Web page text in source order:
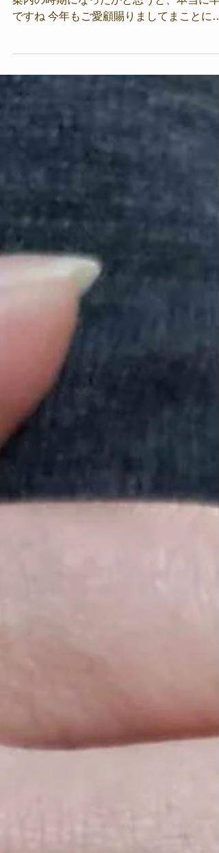
年末年始のお知らせ☆
ですね 今年もご愛顧賜りましてまことにあ
りがとうございました Cao’sジュエルサロ
12月28㈯～1/5㈰まで冬季休暇となります
1/7㈫より営業スタート...